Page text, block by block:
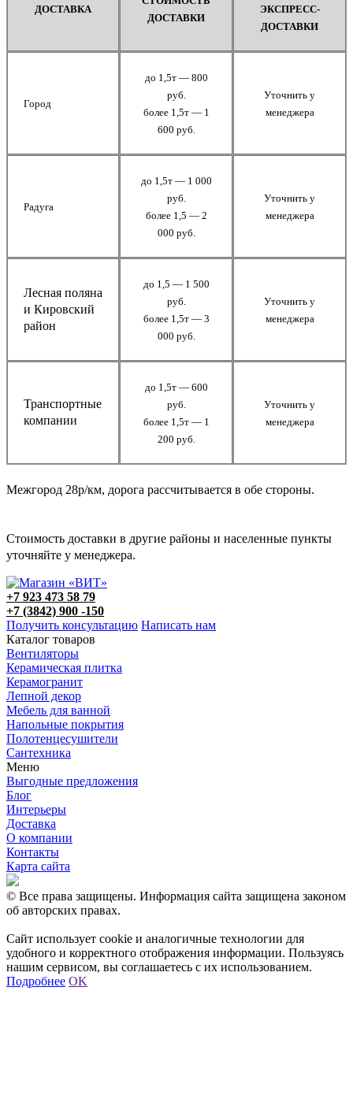
ДОСТАВКА
ДОСТАВКИ
ЭКСПРЕСС-
ДОСТАВКИ
Город
до 1,5т — 800
руб.
более 1,5т — 1
600 руб.
Уточнить у
менеджера
Радуга
до 1,5т — 1 000
руб.
более 1,5 — 2
000 руб.
Уточнить у
менеджера
Лесная поляна
и Кировский
район
до 1,5 — 1 500
руб.
более 1,5т — 3
000 руб.
Уточнить у
менеджера
Транспортные
компании
до 1,5т — 600
руб.
более 1,5т — 1
200 руб.
Уточнить у
менеджера
Межгород 28р/км, дорога рассчитывается в обе стороны.
Стоимость доставки в другие районы и населенные пункты
уточняйте у менеджера.
+7 923 473 58 79
+7 (3842) 900 -150
Получить консультацию Написать нам
Каталог товаров
Вентиляторы
Керамическая плитка
Керамогранит
Лепной декор
Мебель для ванной
Напольные покрытия
Полотенцесушители
Сантехника
Меню
Выгодные предложения
Блог
Интерьеры
Доставка
О компании
Контакты
Карта сайта
© Все права защищены. Информация сайта защищена законом
об авторских правах.
Сайт использует cookie и аналогичные технологии для
удобного и корректного отображения информации. Пользуясь
нашим сервисом, вы соглашаетесь с их использованием.
Подробнее OK